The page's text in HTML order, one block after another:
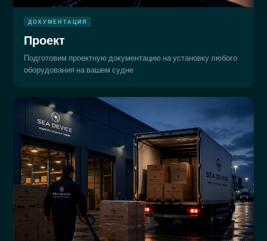
ДОКУМЕНТАЦИЯ
Проект
Подготовим проектную документацию на установку любого
оборудования на вашем судне